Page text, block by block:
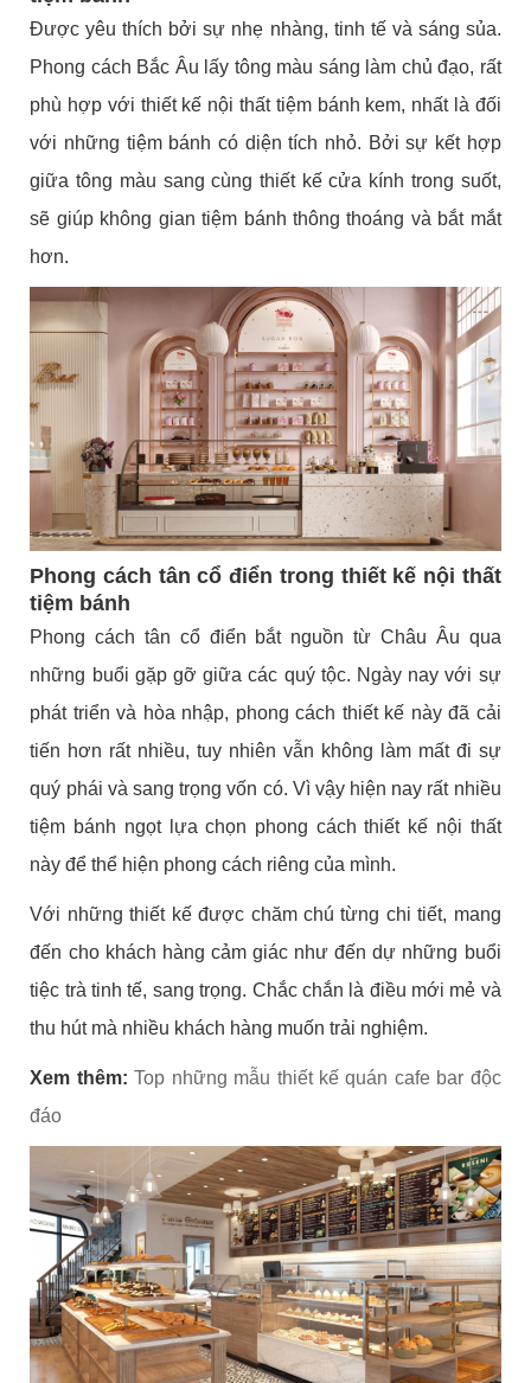
Được yêu thích bởi sự nhẹ nhàng, tinh tế và sáng sủa.
Phong cách Bắc Âu lấy tông màu sáng làm chủ đạo, rất
phù hợp với thiết kế nội thất tiệm bánh kem, nhất là đối
với những tiệm bánh có diện tích nhỏ. Bởi sự kết hợp
giữa tông màu sang cùng thiết kế cửa kính trong suốt,
sẽ giúp không gian tiệm bánh thông thoáng và bắt mắt
hơn.
Phong cách tân cổ điển trong thiết kế nội thất
tiệm bánh
Phong cách tân cổ điển bắt nguồn từ Châu Âu qua
những buổi gặp gỡ giữa các quý tộc. Ngày nay với sự
phát triển và hòa nhập, phong cách thiết kế này đã cải
tiến hơn rất nhiều, tuy nhiên vẫn không làm mất đi sự
quý phái và sang trọng vốn có. Vì vậy hiện nay rất nhiều
tiệm bánh ngọt lựa chọn phong cách thiết kế nội thất
này để thể hiện phong cách riêng của mình.
Với những thiết kế được chăm chú từng chi tiết, mang
đến cho khách hàng cảm giác như đến dự những buổi
tiệc trà tinh tế, sang trọng. Chắc chắn là điều mới mẻ và
thu hút mà nhiều khách hàng muốn trải nghiệm.
Xem thêm: Top những mẫu thiết kế quán cafe bar độc
đáo